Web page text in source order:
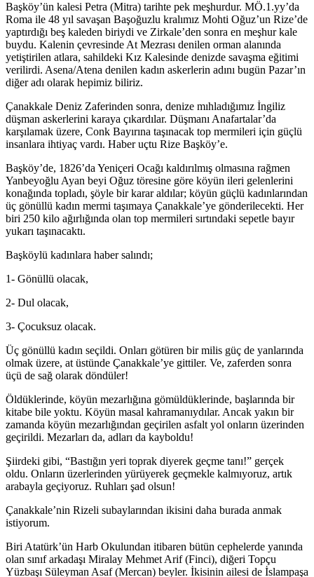
Başköy’ün kalesi Petra (Mitra) tarihte pek meşhurdur. MÖ.1.yy’da
Roma ile 48 yıl savaşan Başoğuzlu kralımız Mohti Oğuz’un Rize’de
yaptırdığı beş kaleden biriydi ve Zirkale’den sonra en meşhur kale
buydu. Kalenin çevresinde At Mezrası denilen orman alanında
yetiştirilen atlara, sahildeki Kız Kalesinde denizde savaşma eğitimi
verilirdi. Asena/Atena denilen kadın askerlerin adını bugün Pazar’ın
diğer adı olarak hepimiz biliriz.
Çanakkale Deniz Zaferinden sonra, denize mıhladığımız İngiliz
düşman askerlerini karaya çıkardılar. Düşmanı Anafartalar’da
karşılamak üzere, Conk Bayırına taşınacak top mermileri için güçlü
insanlara ihtiyaç vardı. Haber uçtu Rize Başköy’e.
Başköy’de, 1826’da Yeniçeri Ocağı kaldırılmış olmasına rağmen
Yanbeyoğlu Ayan beyi Oğuz töresine göre köyün ileri gelenlerini
konağında topladı, şöyle bir karar aldılar; köyün güçlü kadınlarından
üç gönüllü kadın mermi taşımaya Çanakkale’ye gönderilecekti. Her
biri 250 kilo ağırlığında olan top mermileri sırtındaki sepetle bayır
yukarı taşınacaktı.
Başköylü kadınlara haber salındı;
1- Gönüllü olacak,
2- Dul olacak,
3- Çocuksuz olacak.
Üç gönüllü kadın seçildi. Onları götüren bir milis güç de yanlarında
olmak üzere, at üstünde Çanakkale’ye gittiler. Ve, zaferden sonra
üçü de sağ olarak döndüler!
Öldüklerinde, köyün mezarlığına gömüldüklerinde, başlarında bir
kitabe bile yoktu. Köyün masal kahramanıydılar. Ancak yakın bir
zamanda köyün mezarlığından geçirilen asfalt yol onların üzerinden
geçirildi. Mezarları da, adları da kayboldu!
Şiirdeki gibi, “Bastığın yeri toprak diyerek geçme tanı!” gerçek
oldu. Onların üzerlerinden yürüyerek geçmekle kalmıyoruz, artık
arabayla geçiyoruz. Ruhları şad olsun!
Çanakkale’nin Rizeli subaylarından ikisini daha burada anmak
istiyorum.
Biri Atatürk’ün Harb Okulundan itibaren bütün cephelerde yanında
olan sınıf arkadaşı Miralay Mehmet Arif (Finci), diğeri Topçu
Yüzbaşı Süleyman Asaf (Mercan) beyler. İkisinin ailesi de İslampaşa